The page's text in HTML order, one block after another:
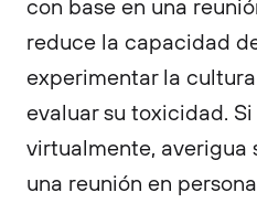
con base en una
reduce la capacidad
experimentar la
evaluar su toxicidad.
virtualmente, averigua
una reunión en